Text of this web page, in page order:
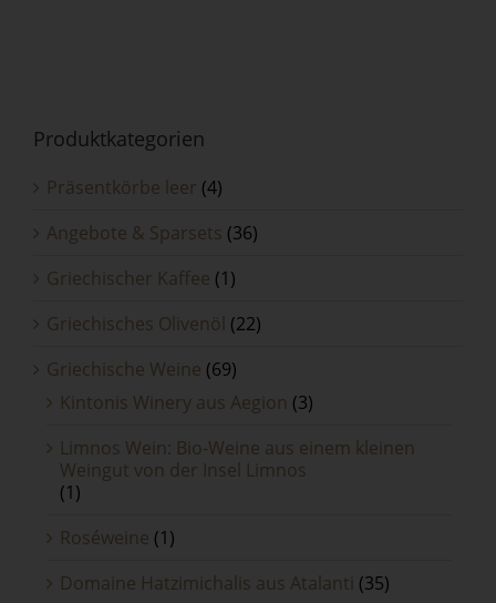
Produktkategorien
Präsentkörbe leer (4)
Angebote & Sparsets (36)
Griechischer Kaffee (1)
Griechisches Olivenöl (22)
Griechische Weine (69)
Kintonis Winery aus Aegion (3)
Limnos Wein: Bio-Weine aus einem kleinen
Weingut von der Insel Limnos
(1)
Roséweine (1)
Domaine Hatzimichalis aus Atalanti (35)